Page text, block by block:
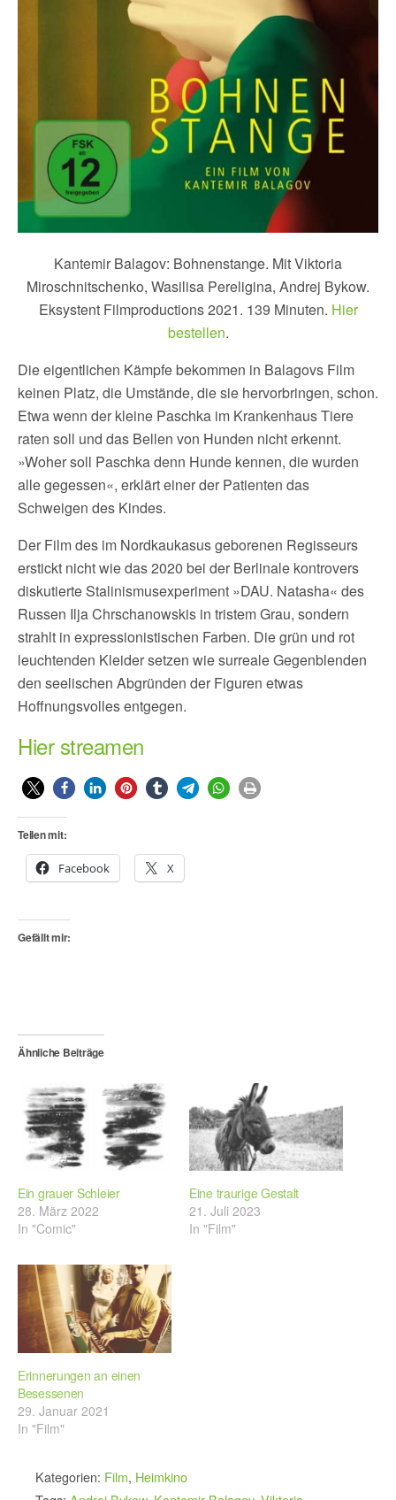
Kantemir Balagov: Bohnenstange. Mit Viktoria
Miroschnitschenko, Wasilisa Pereligina, Andrej Bykow.
Eksystent Filmproductions 2021. 139 Minuten. Hier
bestellen.
Die eigentlichen Kämpfe bekommen in Balagovs Film
keinen Platz, die Umstände, die sie hervorbringen, schon.
Etwa wenn der kleine Paschka im Krankenhaus Tiere
raten soll und das Bellen von Hunden nicht erkennt.
»Woher soll Paschka denn Hunde kennen, die wurden
alle gegessen«, erklärt einer der Patienten das
Schweigen des Kindes.
Der Film des im Nordkaukasus geborenen Regisseurs
erstickt nicht wie das 2020 bei der Berlinale kontrovers
diskutierte Stalinismusexperiment »DAU. Natasha« des
Russen Ilja Chrschanowskis in tristem Grau, sondern
strahlt in expressionistischen Farben. Die grün und rot
leuchtenden Kleider setzen wie surreale Gegenblenden
den seelischen Abgründen der Figuren etwas
Hoffnungsvolles entgegen.
Hier streamen
Teilen mit:
Facebook X
Gefällt mir:
Ähnliche Beiträge
Ein grauer Schleier
28. März 2022
In "Comic"
Eine traurige Gestalt
21. Juli 2023
In "Film"
Erinnerungen an einen
Besessenen
29. Januar 2021
In "Film"
Kategorien: Film, Heimkino